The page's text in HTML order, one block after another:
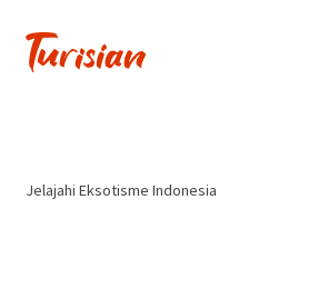
Jelajahi Eksotisme Indonesia